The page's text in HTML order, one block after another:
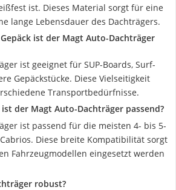
ist. Dieses Material sorgt für eine
lange Lebensdauer des Dachträgers.
ist der Magt Auto-Dachträger
ist geeignet für SUP-Boards, Surf-
Gepäckstücke. Diese Vielseitigkeit
Transportbedürfnisse.
ist der Magt Auto-Dachträger passend?
ist passend für die meisten 4- bis 5-
Diese breite Kompatibilität sorgt
Fahrzeugmodellen eingesetzt werden
robust?